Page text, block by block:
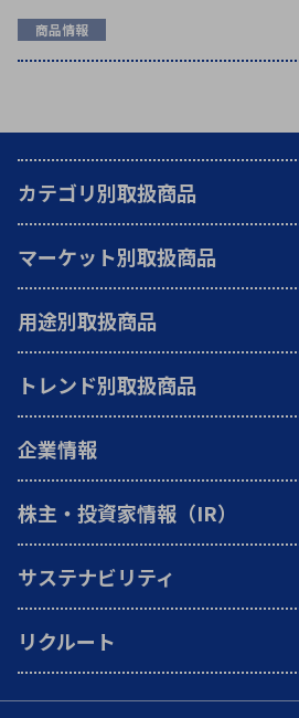
商品情報
カテゴリ別取扱商品
マーケット別取扱商品
用途別取扱商品
トレンド別取扱商品
企業情報
株主・投資家情報（IR）
サステナビリティ
リクルート